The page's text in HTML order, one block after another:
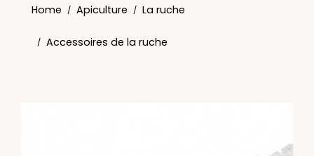
Home Apiculture La ruche
Accessoires de la ruche